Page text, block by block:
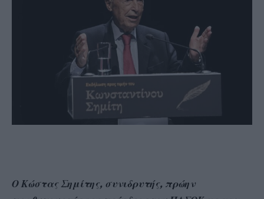
Ο Κώστας Σημίτης, συνιδρυτής, πρώην